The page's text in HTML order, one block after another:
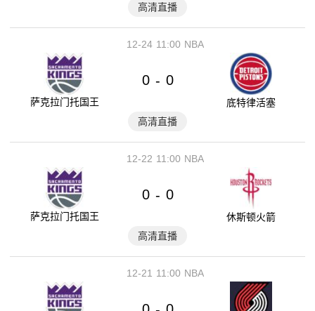
高清直播
11:00
12-24 NBA
萨克拉门托国王
0 - 0
底特律活塞
高清直播
11:00
12-22 NBA
萨克拉门托国王
0 - 0
休斯顿火箭
高清直播
11:00
12-21 NBA